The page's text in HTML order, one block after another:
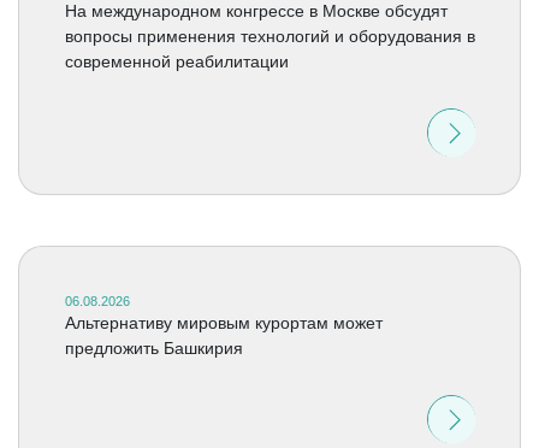
На международном конгрессе в Москве обсудят
вопросы применения технологий и оборудования в
современной реабилитации
06.08.2026
Альтернативу мировым курортам может
предложить Башкирия